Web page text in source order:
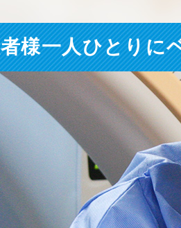
様一人ひとりに